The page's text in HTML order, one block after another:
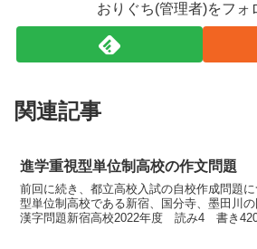
おりぐち(管理者)をフォ
関連記事
進学重視型単位制高校の作文問題
前回に続き、都立高校入試の自校作成問題
型単位制高校である新宿、国分寺、墨田川
漢字問題新宿高校2022年度 読み4 書き